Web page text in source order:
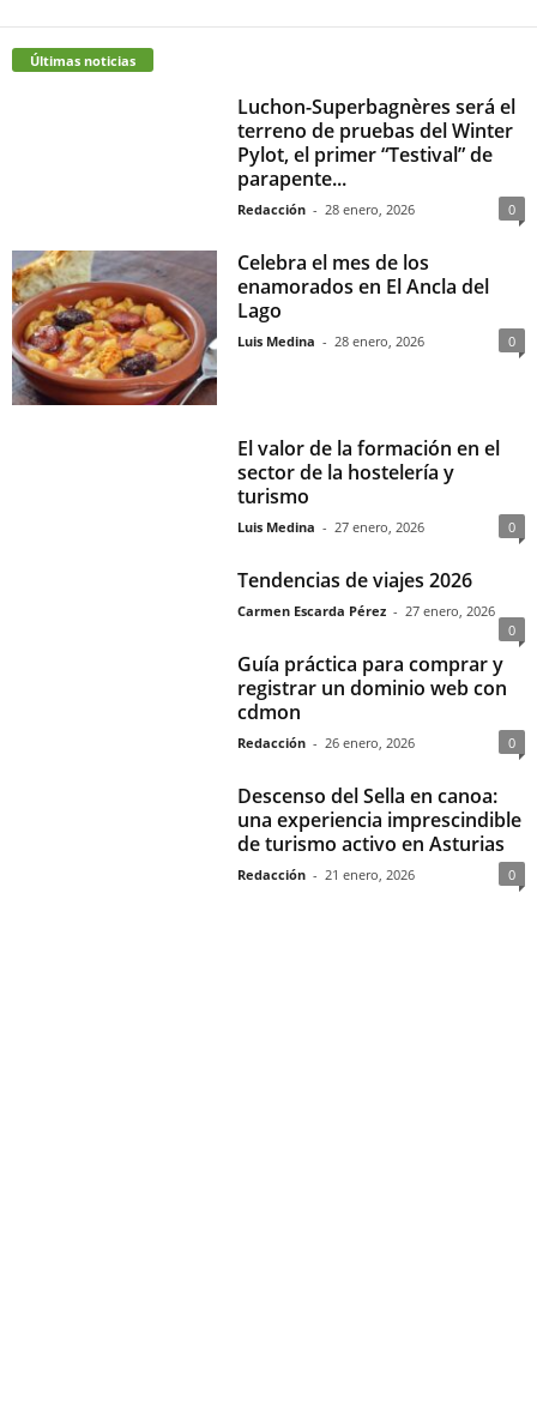
Últimas noticias
Luchon-Superbagnères será el
terreno de pruebas del Winter
Pylot, el primer “Testival” de
parapente...
Redacción - 28 enero, 2026 0
Celebra el mes de los
enamorados en El Ancla del
Lago
Luis Medina - 28 enero, 2026 0
El valor de la formación en el
sector de la hostelería y
turismo
Luis Medina - 27 enero, 2026 0
Tendencias de viajes 2026
Carmen Escarda Pérez - 27 enero, 2026
0
Guía práctica para comprar y
registrar un dominio web con
cdmon
Redacción - 26 enero, 2026 0
Descenso del Sella en canoa:
una experiencia imprescindible
de turismo activo en Asturias
Redacción - 21 enero, 2026 0